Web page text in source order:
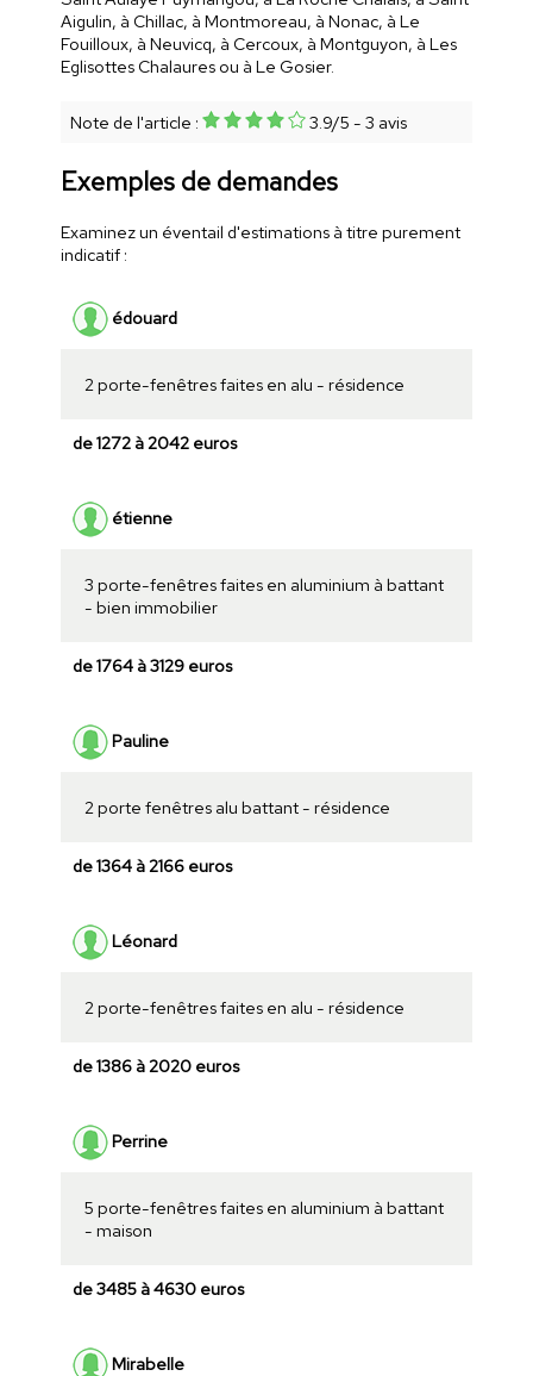
Aigulin, à Chillac, à Montmoreau, à Nonac, à Le
Fouilloux, à Neuvicq, à Cercoux, à Montguyon, à Les
Eglisottes Chalaures ou à Le Gosier.
Note de l'article : 3.9/5 - 3 avis
Exemples de demandes
Examinez un éventail d'estimations à titre purement
indicatif :
édouard
2 porte-fenêtres faites en alu - résidence
de 1272 à 2042 euros
étienne
3 porte-fenêtres faites en aluminium à battant
- bien immobilier
de 1764 à 3129 euros
Pauline
2 porte fenêtres alu battant - résidence
de 1364 à 2166 euros
Léonard
2 porte-fenêtres faites en alu - résidence
de 1386 à 2020 euros
Perrine
5 porte-fenêtres faites en aluminium à battant
- maison
de 3485 à 4630 euros
Mirabelle